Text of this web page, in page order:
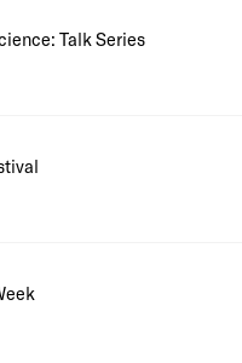
Talk Series